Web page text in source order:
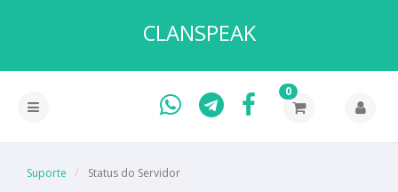
CLANSPEAK
0
Suporte Status do Servidor